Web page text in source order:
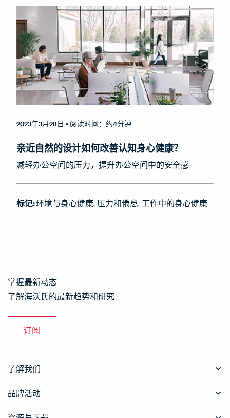
2023年3月28日 • 阅读时间：约4分钟
亲近自然的设计如何改善认知身心健康？
减轻办公空间的压力，提升办公空间中的安全感
标记:环境与身心健康 压力和倦怠 工作中的身心健康
掌握最新动态
了解海沃氏的最新趋势和研究
订阅
了解我们
品牌活动